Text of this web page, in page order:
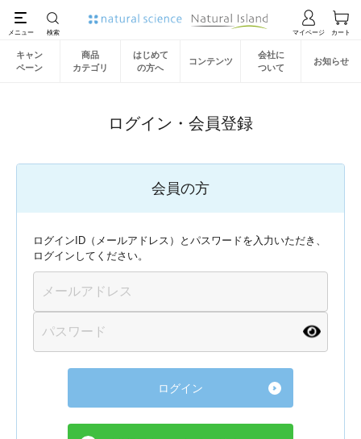
キャン
ペーン
商品
カテゴリ
はじめて
の方へ
コンテンツ
会社に
ついて
お知らせ
ログイン・会員登録
会員の方
ログインID（メールアドレス）とパスワードを入力いただき、
ログインしてください。